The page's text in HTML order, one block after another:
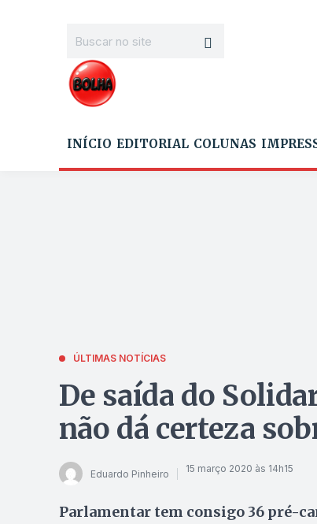
INÍCIO EDITORIAL COLUNAS
ÚLTIMAS NOTÍCIAS
De saída do
não dá certeza
Eduardo Pinheiro 15 março 2020 às 14h15
Parlamentar tem consigo 36 pré-